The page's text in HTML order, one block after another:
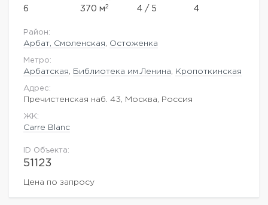
6 370 м2 4 / 5 4
Район:
Арбат, Смоленская Остоженка
Метро:
Арбатская Библиотека им.Ленина Кропоткинская
Адрес:
Пречистенская наб. 43, Москва, Россия
ЖK:
Carre Blanc
ID Объекта:
51123
Цена по запросу